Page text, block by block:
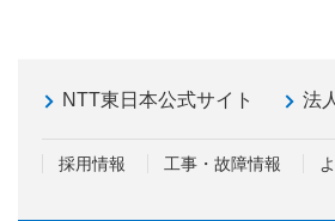
NTT東日本公式サイト 法
採用情報 工事・故障情報